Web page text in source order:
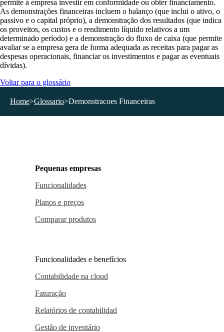
permite à empresa investir em conformidade ou obter financiamento.
As demonstrações financeiras incluem o balanço (que inclui o ativo, o
passivo e o capital próprio), a demonstração dos resultados (que indica
os proveitos, os custos e o rendimento líquido relativos a um
determinado período) e a demonstração do fluxo de caixa (que permite
avaliar se a empresa gera de forma adequada as receitas para pagar as
despesas operacionais, financiar os investimentos e pagar as eventuais
dívidas).
Voltar para o glossário
Home>Glossario>Demonstracoes Financeiras
Pequenas empresas
Funcionalidades
Planos e preços
Comparar produtos
Funcionalidades e benefícios
Contabilidade na cloud
Faturação
Relatórios de contabilidad
Gestão de inventário